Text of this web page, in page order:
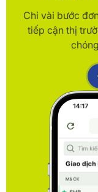
Chỉ vài bước
tiếp cận thị